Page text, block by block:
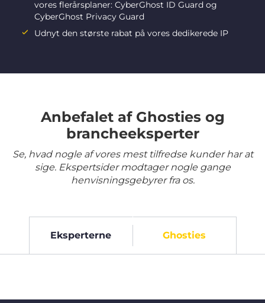
vores flerårsplaner: CyberGhost ID Guard og
CyberGhost Privacy Guard
Udnyt den største rabat på vores dedikerede IP
Anbefalet af Ghosties og
brancheeksperter
Se, hvad nogle af vores mest tilfredse kunder har at
sige. Ekspertsider modtager nogle gange
henvisningsgebyrer fra os.
Eksperterne Ghosties